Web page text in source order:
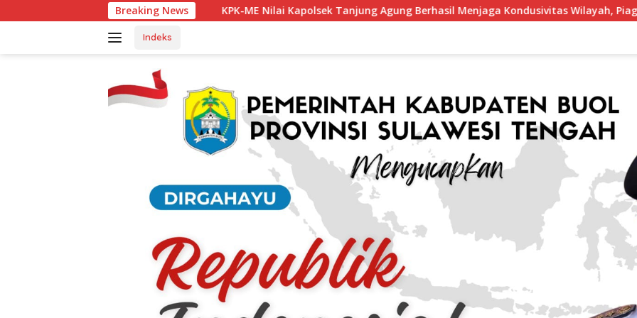
ke
Breaking News
KPK-ME Nilai Kapolsek Tanjung Agung Berhasil Menjaga Kondusivitas Wilayah, Piagam Apresiasi Diserahkan
Indeks